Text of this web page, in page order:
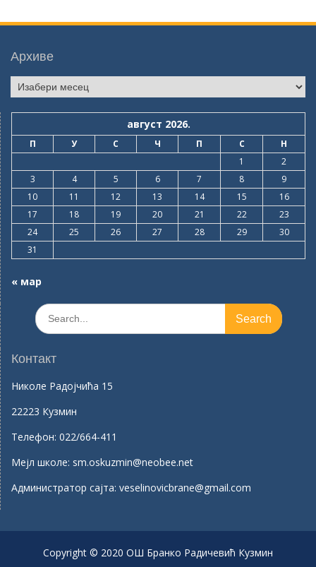
Архиве
Архиве
август 2026.
П У С Ч П С
Н
1
2
3
4 5 6 7 8
9
10
11 12 13 14 15
16
17
18 19 20 21 22
23
24
25 26 27 28 29
30
31
« мар
Search
for:
Контакт
Николе Радојчића 15
22223 Кузмин
Телефон: 022/664-411
Mејл школе: sm.oskuzmin@neobee.net
Aдминистратор сајта: veselinovicbrane@gmail.com
Copyright © 2020 ОШ Бранко Радичевић Кузмин